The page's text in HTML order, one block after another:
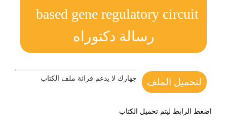
رسالة دكتوراه
لتحميل الملف جهازك لا يدعم قرائة ملف الكتاب
اضغط الرابط ليتم تحميل الكتاب